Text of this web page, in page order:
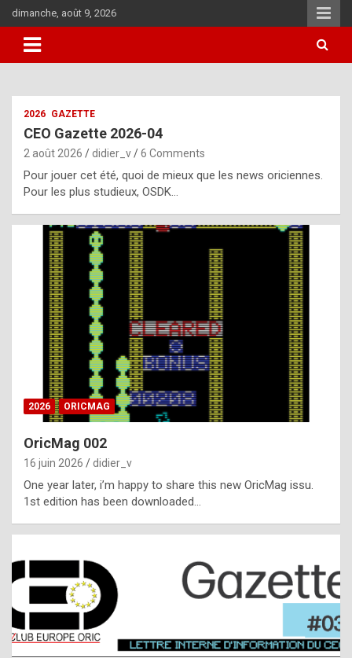
Skip
to
content
dimanche, août 9, 2026
i
u
l
y
d
i
ff
i
l
t
t
s
t
2026 GAZETTE
CEO Gazette 2026-04
2 août 2026 didier_v 6 Comments
Pour jouer cet été, quoi de mieux que les news oriciennes.
Pour les plus studieux, OSDK…
2026 ORICMAG
OricMag 002
16 juin 2026 didier_v
One year later, i’m happy to share this new OricMag issu.
1st edition has been downloaded…